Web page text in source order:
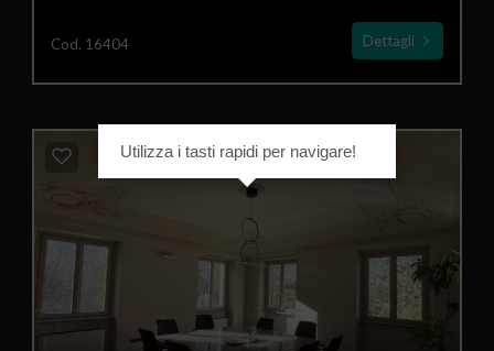
Cod. 16404 Dettagli
Utilizza i tasti rapidi per navigare!